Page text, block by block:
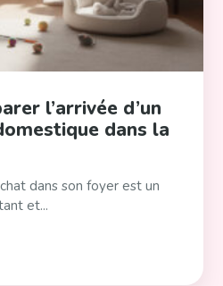
l’arrivée d’un
dans la
dans son foyer est un
et...